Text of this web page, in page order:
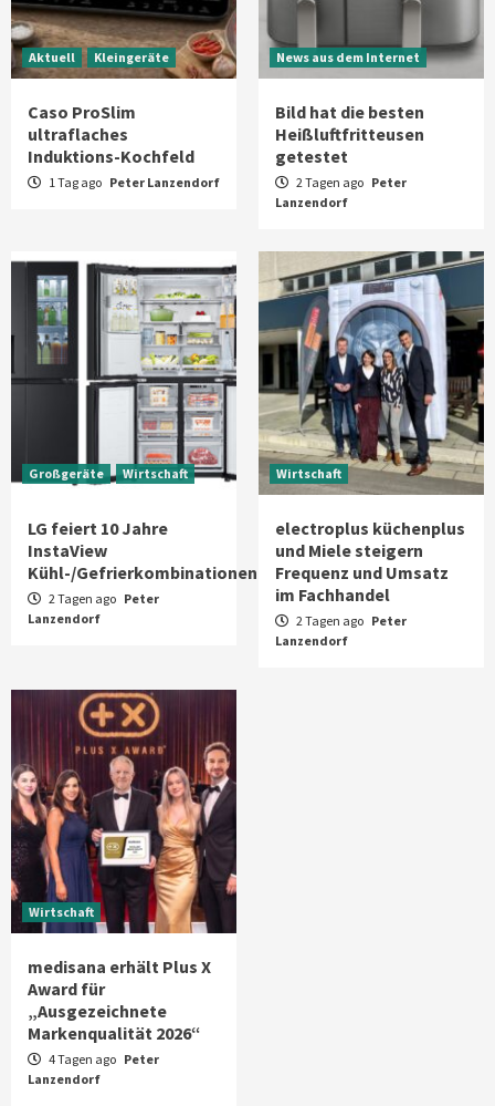
Aktuell Kleingeräte
Caso ProSlim
ultraflaches
Induktions-Kochfeld
1 Tag ago Peter Lanzendorf
News aus dem Internet
Bild hat die besten
Heißluftfritteusen
getestet
2 Tagen ago Peter
Lanzendorf
Großgeräte Wirtschaft
LG feiert 10 Jahre
InstaView
Kühl-/Gefrierkombinationen
2 Tagen ago Peter
Lanzendorf
Wirtschaft
electroplus küchenplus
und Miele steigern
Frequenz und Umsatz
im Fachhandel
2 Tagen ago Peter
Lanzendorf
Wirtschaft
medisana erhält Plus X
Award für
„Ausgezeichnete
Markenqualität 2026“
4 Tagen ago Peter
Lanzendorf